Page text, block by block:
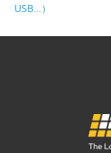
USB…）